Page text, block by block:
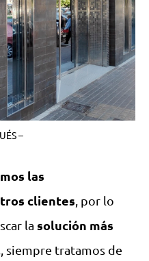
–
las
clientes , por lo
la solución más
, siempre tratamos de